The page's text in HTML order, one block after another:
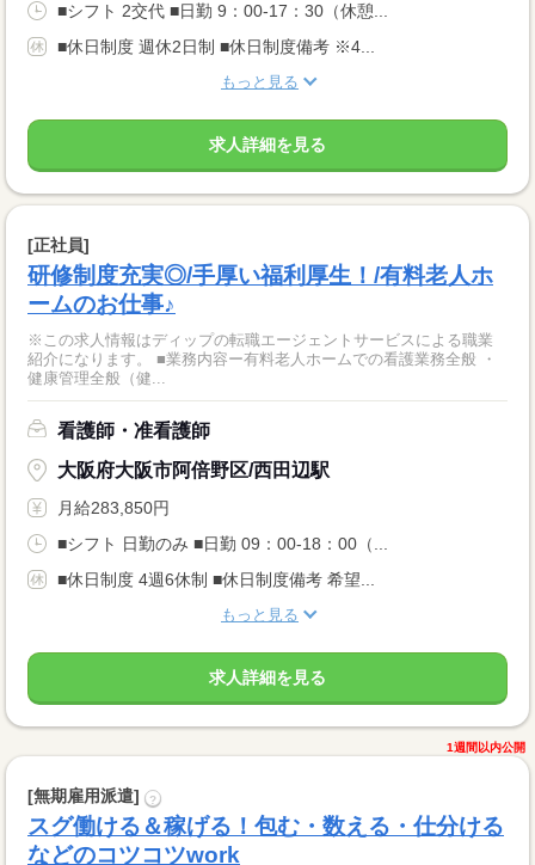
■シフト 2交代 ■日勤 9：00-17：30（休憩...
■休日制度 週休2日制 ■休日制度備考 ※4...
もっと見る
求人詳細を見る
[正社員]
研修制度充実◎/手厚い福利厚生！/有料老人ホ
ームのお仕事♪
※この求人情報はディップの転職エージェントサービスによる職業
紹介になります。 ■業務内容ー有料老人ホームでの看護業務全般 ・
健康管理全般（健...
看護師・准看護師
大阪府大阪市阿倍野区/西田辺駅
月給283,850円
■シフト 日勤のみ ■日勤 09：00-18：00（...
■休日制度 4週6休制 ■休日制度備考 希望...
もっと見る
求人詳細を見る
1週間以内公開
[無期雇用派遣] ?
スグ働ける＆稼げる！包む・数える・仕分ける
などのコツコツwork